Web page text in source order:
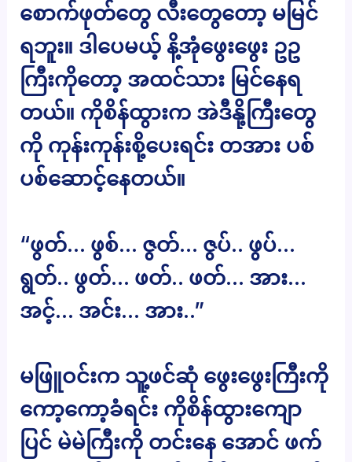
စောက်ဖုတ်တွေ လီးတွေတော့ မမြင်
ရဘူး။ ဒါပေမယ့် နိ့အုံဖွေးဖွေး ဥဥ
ကြီးကိုတော့ အထင်သား မြင်နေရ
တယ်။ ကိုစိန်ထွားက အဲဒီနို့ကြီးတွေ
ကို ကုန်းကုန်းစို့ပေးရင်း တအား ပစ်
ပစ်ဆောင့်နေတယ်။
“ဖွတ်… ဖွစ်… ဇွတ်… ဇွပ်.. ဖွပ်…
ရွတ်.. ဖွတ်… ဖတ်.. ဖတ်… အား…
အင့်… အင်း… အား..”
မဖြူဝင်းက သူ့ဖင်ဆုံ ဖွေးဖွေးကြီးကို
ကော့ကော့ခံရင်း ကိုစိန်ထွားကျော
ပြင် မဲမဲကြီးကို တင်းနေ အောင် ဖက်